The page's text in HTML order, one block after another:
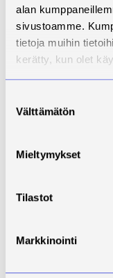
alan
sivustoamme.
tietoja muihin
kerätty, kun olet
valinta
Välttämätön
Mieltymykset
Tilastot
Markkinointi